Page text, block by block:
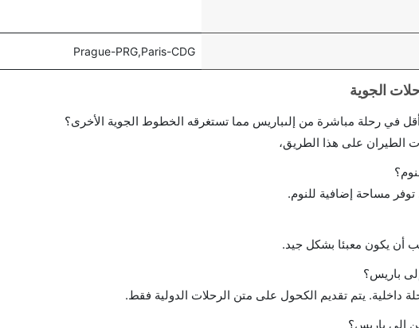
Prague-PRG,Paris-CDG
مساحة إضافية للنوم.
أن يكون معبئا بشكل جيد.
باريس؟
داخلية. يتم تقديم الكحول على متن الرحلات الدولية فقط.
إلى باريس؟